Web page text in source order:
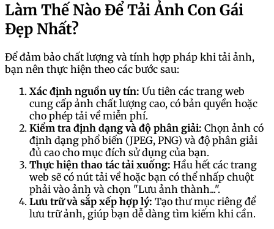
Làm Thế Nào Để Tải Ảnh Con Gái
Đẹp Nhất?
Để đảm bảo chất lượng và tính hợp pháp khi tải ảnh,
bạn nên thực hiện theo các bước sau:
Xác định nguồn uy tín: Ưu tiên các trang web
cung cấp ảnh chất lượng cao, có bản quyền hoặc
cho phép tải về miễn phí.
Kiểm tra định dạng và độ phân giải: Chọn ảnh có
định dạng phổ biến (JPEG, PNG) và độ phân giải
đủ cao cho mục đích sử dụng của bạn.
Thực hiện thao tác tải xuống: Hầu hết các trang
web sẽ có nút tải về hoặc bạn có thể nhấp chuột
phải vào ảnh và chọn "Lưu ảnh thành...".
Lưu trữ và sắp xếp hợp lý: Tạo thư mục riêng để
lưu trữ ảnh, giúp bạn dễ dàng tìm kiếm khi cần.